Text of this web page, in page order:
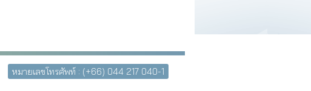
หมายเลขโทรศัพท์ : (+66) 044 217 040-1